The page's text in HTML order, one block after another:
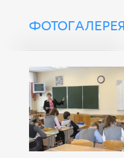
ФОТОГАЛЕРЕЯ